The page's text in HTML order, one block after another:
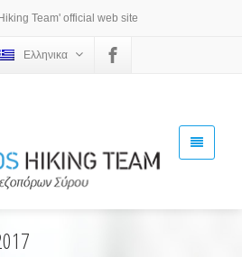
Team' official web site
Ελληνικα